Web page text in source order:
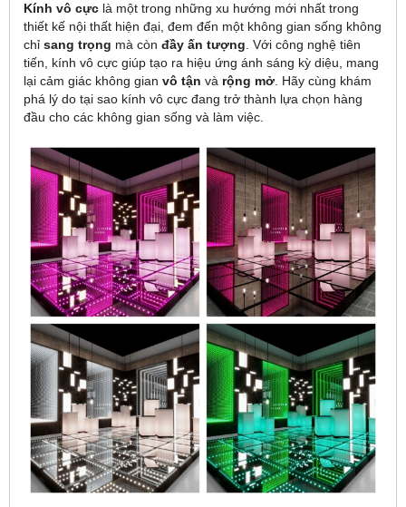
Kính vô cực là một trong những xu hướng mới nhất trong
thiết kế nội thất hiện đại, đem đến một không gian sống không
chỉ sang trọng mà còn đầy ấn tượng . Với công nghệ tiên
tiến, kính vô cực giúp tạo ra hiệu ứng ánh sáng kỳ diệu, mang
lại cảm giác không gian vô tận và rộng mở . Hãy cùng khám
phá lý do tại sao kính vô cực đang trở thành lựa chọn hàng
đầu cho các không gian sống và làm việc.